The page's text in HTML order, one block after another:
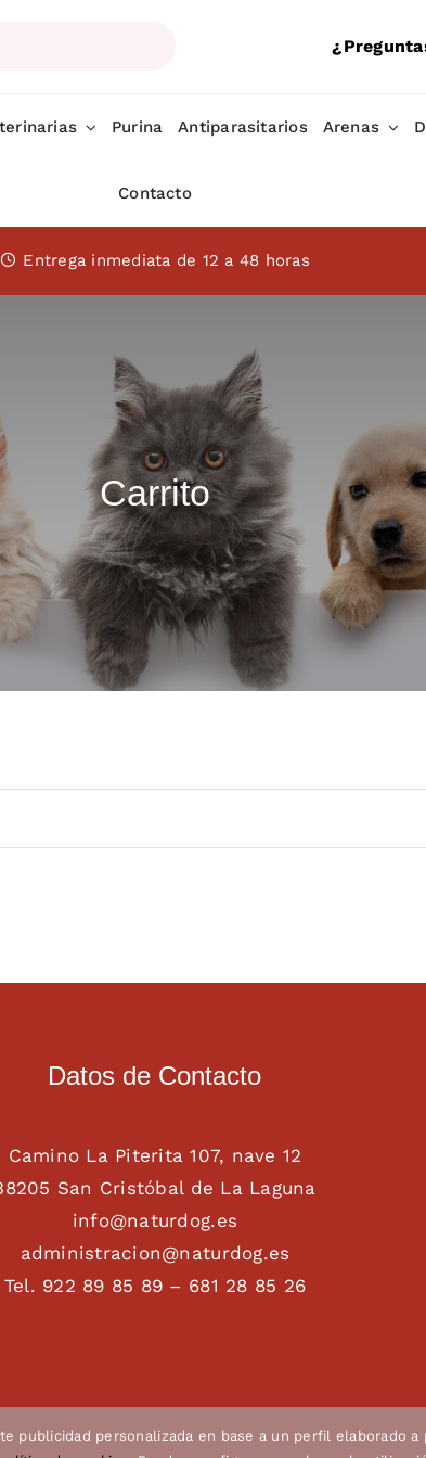
Purina Antiparasitarios Arenas
Contacto
Entrega inmediata de 12 a 48 horas
Carrito
Datos de Contacto
Camino La Piterita 107, nave 12
San Cristóbal de La Laguna
info@naturdog.es
administracion@naturdog.es
Tel. 922 89 85 89 – 681 28 85 26
publicidad personalizada en base a un perfil elaborado